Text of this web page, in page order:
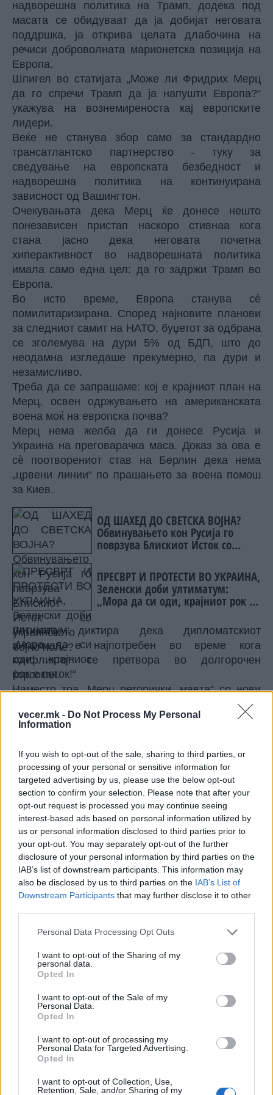
vecer.mk - Do Not Process My Personal
Information
If you wish to opt-out of the sale, sharing to third parties, or
processing of your personal or sensitive information for
targeted advertising by us, please use the below opt-out
section to confirm your selection. Please note that after your
opt-out request is processed you may continue seeing
interest-based ads based on personal information utilized by
us or personal information disclosed to third parties prior to
your opt-out. You may separately opt-out of the further
disclosure of your personal information by third parties on the
IAB’s list of downstream participants. This information may
also be disclosed by us to third parties on the IAB’s List of
Downstream Participants that may further disclose it to other
Personal Data Processing Opt Outs
I want to opt-out of the Sharing of my
personal data.
Opted In
I want to opt-out of the Sale of my
Personal Data.
Opted In
I want to opt-out of processing my
Personal Data for Targeted Advertising.
Opted In
I want to opt-out of Collection, Use,
Retention, Sale, and/or Sharing of my
надворешна политика на Трамп, додека под
масата се обидуваат да ја добијат неговата
поддршка, ја открива целата длабочина на
речиси доброволната марионетска позиција на
Европа.
Шпигел во статијата „Може ли Фридрих Мерц
да го спречи Трамп да ја напушти Европа?“
укажува на вознемиреноста кај европските
лидери.
Веќе не станува збор само за стандардно
трансатлантско партнерство - туку за
сведување на европската безбедност и
надворешна политика на континуирана
зависност од Вашингтон.
Очекувањата дека Мерц ќе донесе нешто
понезависен пристап наскоро стивнаа кога
стана јасно дека неговата почетна
хиперактивност во надворешната политика
имала само една цел: да го задржи Трамп во
Европа.
Во исто време, Европа станува сè
помилитаризирана. Според најновите планови
за следниот самит на НАТО, буџетот за одбрана
се зголемува на дури 5% од БДП, што до
неодамна изгледаше прекумерно, па дури и
незамисливо.
Треба да се запрашаме: кој е крајниот план на
Мерц, освен одржувањето на американската
воена моќ на европска почва?
Мерц нема желба да ги донесе Русија и
Украина на преговарачка маса. Доказ за ова е
сè поотворениот став на Берлин дека нема
„црвени линии“ по прашањето за воена помош
за Киев.
ОД ШАХЕД ДО СВЕТСКА ВОЈНА?
Обвинувањето кон Русија го
поврзува Блискиот Исток со
ПРЕСВРТ И ПРОТЕСТИ ВО УКРАИНА,
Зеленски доби ултиматум:
„Мора да си оди, крајниот рок е
Логиката диктира дека дипломатскиот
ангажман е најпотребен во време кога
конфликтот се претвора во долгорочен
ќорсокак.
Наместо тоа, Мерц реторички „мавта“ со нови
санкции и се заканува со проширување на
воената поддршка, сè за да го намами Трамп
во еден момент навистина се вклучи во некаков
вид мировна опција беше Доналд Трамп -
претседател кој обично индиректно
предизвикува потсмев кај европските елити.
Сепак, се чини дека оваа шанса сега е на работ
на пропаст бидејќи Трамп, опкружен со
европски „сојузници“ кои го убедуваат дека
единственото решение е зголемен притисок врз
Русија, сè повеќе ѝ се заканува на Русија со
нови санкции.
идеи и да го преименуваат во човек кој ја
продолжува старата политика на
конфронтација, само со ново лице.
За Европа, ова значи продолжена тензија и
потенцијално уште подлабоко вклучување во
конфликтот. Секако, ако си дозволи тоа, тогаш
прецениле неговите капацитети за надворешна
политика.
алтернатива. Напротив, тој сака да ја поврзе